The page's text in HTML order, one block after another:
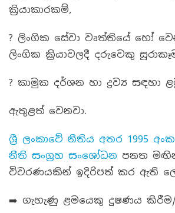
ක්‍රියාකාරකම්,
? ලිංගික සේවා වෘත්තියේ හෝ
ලිංගික ක්‍රියාවලදී දරුවෙකු
? කාමුක දර්ශන හා ද්‍රව්‍ය සඳහා
ඇතුළත් වෙනවා.
ශ්‍රී ලංකාවේ නීතිය අතර 1995
නීති සංග‍්‍රහ සංශෝධන පනත
විවරණයකින් ඉදිරිපත් කර ඇති
➡️ ගැහැණු ළමයෙකු දුෂණය කිරීම/